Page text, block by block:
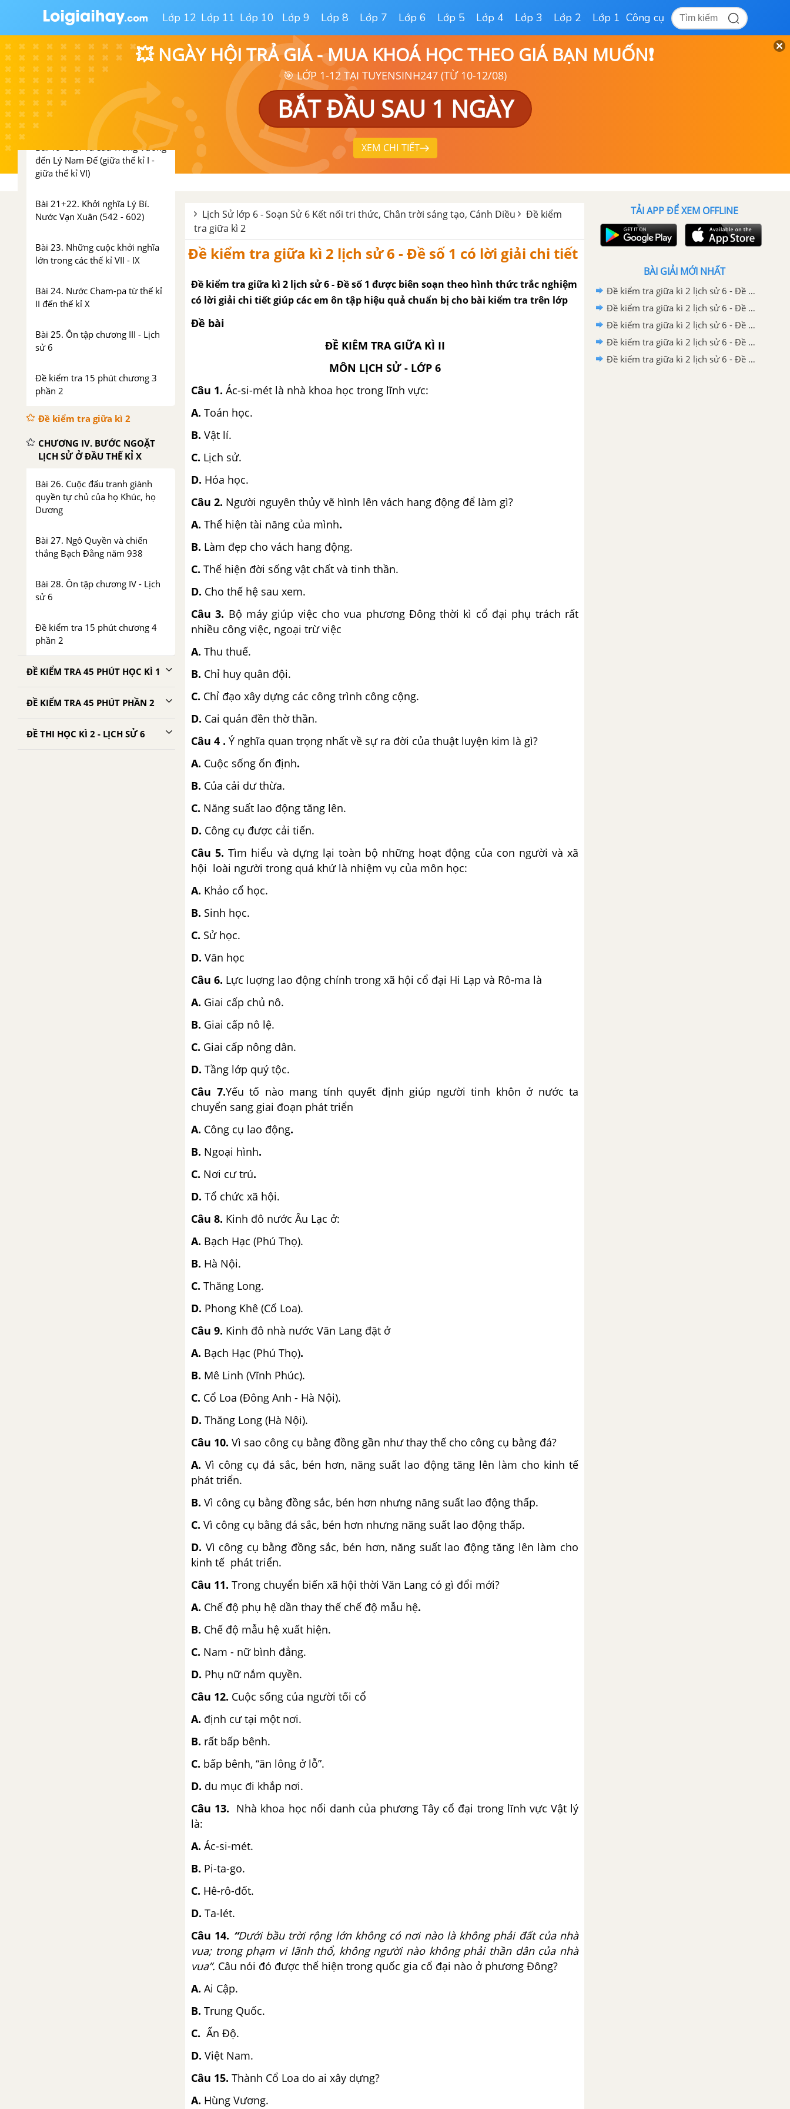
Lớp 12 Lớp 11 Lớp 10 Lớp 9 Lớp 8 Lớp 7 Lớp 6 Lớp 5 Lớp 4 Lớp 3 Lớp 2 Lớp 1 Công cụ
💥 NGÀY HỘI TRẢ GIÁ - MUA KHOÁ HỌC THEO GIÁ BẠN MUỐN❗
🎯 LỚP 1-12 TẠI TUYENSINH247 (TỪ 10-12/08)
BẮT ĐẦU SAU 1 NGÀY
XEM CHI TIẾT
GIÀNH ĐỘC LẬP
Bài 17. Cuộc khởi nghĩa Hai Bà
Trưng (năm 40)
Bài 18. Trưng Vương và cuộc
kháng chiến chống quân xâm
lược Hán
Bài 19+ 20. Từ sau Trưng Vương
đến Lý Nam Đế (giữa thế kỉ I -
giữa thế kỉ VI)
Bài 21+22. Khởi nghĩa Lý Bí.
Nước Vạn Xuân (542 - 602)
Bài 23. Những cuộc khởi nghĩa
lớn trong các thế kỉ VII - IX
Bài 24. Nước Cham-pa từ thế kỉ
II đến thế kỉ X
Bài 25. Ôn tập chương III - Lịch
sử 6
Đề kiểm tra 15 phút chương 3
phần 2
Đề kiểm tra giữa kì 2
CHƯƠNG IV. BƯỚC NGOẶT
LỊCH SỬ Ở ĐẦU THẾ KỈ X
Bài 26. Cuộc đấu tranh giành
quyền tự chủ của họ Khúc, họ
Dương
Bài 27. Ngô Quyền và chiến
thắng Bạch Đằng năm 938
Bài 28. Ôn tập chương IV - Lịch
sử 6
Đề kiểm tra 15 phút chương 4
phần 2
ĐỀ KIỂM TRA 45 PHÚT HỌC KÌ 1
ĐỀ KIỂM TRA 45 PHÚT PHẦN 2
ĐỀ THI HỌC KÌ 2 - LỊCH SỬ 6
Lịch Sử lớp 6 - Soạn Sử 6 Kết nối tri thức, Chân trời sáng tạo, Cánh Diều
Đề kiểm
tra giữa kì 2
Đề kiểm tra giữa kì 2 lịch sử 6 - Đề số 1 có lời giải chi tiết
Đề kiểm tra giữa kì 2 lịch sử 6 - Đề số 1 được biên soạn theo hình thức trắc nghiệm
có lời giải chi tiết giúp các em ôn tập hiệu quả chuẩn bị cho bài kiểm tra trên lớp
Đề bài
ĐỀ KIÊM TRA GIỮA KÌ II
MÔN LỊCH SỬ - LỚP 6
Câu 1. Ác-si-mét là nhà khoa học trong lĩnh vực:
A. Toán học.
B. Vật lí.
C. Lịch sử.
D. Hóa học.
Câu 2. Người nguyên thủy vẽ hình lên vách hang động để làm gì?
A. Thể hiện tài năng của mình.
B. Làm đẹp cho vách hang động.
C. Thể hiện đời sống vật chất và tinh thần.
D. Cho thế hệ sau xem.
Câu 3. Bộ máy giúp việc cho vua phương Đông thời kì cổ đại phụ trách rất
nhiều công việc, ngoại trừ việc
A. Thu thuế.
B. Chỉ huy quân đội.
C. Chỉ đạo xây dựng các công trình công cộng.
D. Cai quản đền thờ thần.
Câu 4 . Ý nghĩa quan trọng nhất về sự ra đời của thuật luyện kim là gì?
A. Cuộc sống ổn định.
B. Của cải dư thừa.
C. Năng suất lao động tăng lên.
D. Công cụ được cải tiến.
Câu 5.Tìm hiểu và dựng lại toàn bộ những hoạt động của con người và xã
hội loài người trong quá khứ là nhiệm vụ của môn học:
A. Khảo cổ học.
B. Sinh học.
C. Sử học.
D. Văn học
Câu 6. Lực luợng lao động chính trong xã hội cổ đại Hi Lạp và Rô-ma là
A. Giai cấp chủ nô.
B. Giai cấp nô lệ.
C. Giai cấp nông dân.
D. Tầng lớp quý tộc.
Câu 7.Yếu tố nào mang tính quyết định giúp người tinh khôn ở nước ta
chuyển sang giai đoạn phát triển
A. Công cụ lao động.
B. Ngoại hình.
C. Nơi cư trú.
D. Tổ chức xã hội.
Câu 8. Kinh đô nước Âu Lạc ở:
A. Bạch Hạc (Phú Thọ).
B. Hà Nội.
C. Thăng Long.
D. Phong Khê (Cổ Loa).
Câu 9. Kinh đô nhà nước Văn Lang đặt ở
A. Bạch Hạc (Phú Thọ).
B. Mê Linh (Vĩnh Phúc).
C. Cổ Loa (Đông Anh - Hà Nội).
D. Thăng Long (Hà Nội).
Câu 10. Vì sao công cụ bằng đồng gần như thay thế cho công cụ bằng đá?
A. Vì công cụ đá sắc, bén hơn, năng suất lao động tăng lên làm cho kinh tế
phát triển.
B. Vì công cụ bằng đồng sắc, bén hơn nhưng năng suất lao động thấp.
C. Vì công cụ bằng đá sắc, bén hơn nhưng năng suất lao động thấp.
D. Vì công cụ bằng đồng sắc, bén hơn, năng suất lao động tăng lên làm cho
kinh tế phát triển.
Câu 11. Trong chuyển biến xã hội thời Văn Lang có gì đổi mới?
A. Chế độ phụ hệ dần thay thế chế độ mẫu hệ.
B. Chế độ mẫu hệ xuất hiện.
C. Nam - nữ bình đẳng.
D. Phụ nữ nắm quyền.
Câu 12. Cuộc sống của người tối cổ
A. định cư tại một nơi.
B. rất bấp bênh.
C. bấp bênh, “ăn lông ở lỗ”.
D. du mục đi khắp nơi.
Câu 13. Nhà khoa học nổi danh của phương Tây cổ đại trong lĩnh vực Vật lý
là:
A. Ác-si-mét.
B. Pi-ta-go.
C. Hê-rô-đốt.
D. Ta-lét.
Câu 14. “Dưới bầu trời rộng lớn không có nơi nào là không phải đất của nhà
vua; trong phạm vi lãnh thổ, không người nào không phải thần dân của nhà
vua”. Câu nói đó được thể hiện trong quốc gia cổ đại nào ở phương Đông?
A. Ai Cập.
B. Trung Quốc.
C. Ấn Độ.
D. Việt Nam.
Câu 15. Thành Cổ Loa do ai xây dựng?
A. Hùng Vương.
TẢI APP ĐỂ XEM OFFLINE
BÀI GIẢI MỚI NHẤT
Đề kiểm tra giữa kì 2 lịch sử 6 - Đề số 5 có lời giải chi tiết
Đề kiểm tra giữa kì 2 lịch sử 6 - Đề số 4 có lời giải chi tiết
Đề kiểm tra giữa kì 2 lịch sử 6 - Đề số 3 có lời giải chi tiết
Đề kiểm tra giữa kì 2 lịch sử 6 - Đề số 2 có lời giải chi tiết
Đề kiểm tra giữa kì 2 lịch sử 6 - Đề số 1 có lời giải chi tiết